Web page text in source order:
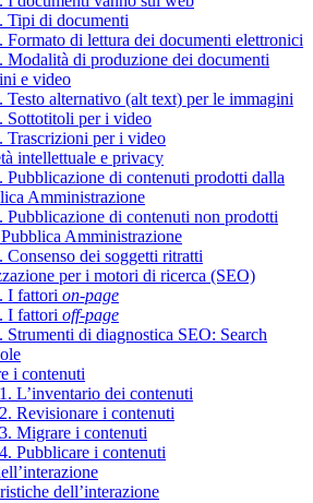
Tipi di documenti
Formato di lettura dei documenti elettronici
Modalità di produzione dei documenti
e video
Testo alternativo (alt text) per le immagini
Sottotitoli per i video
Trascrizioni per i video
intellettuale e privacy
Pubblicazione di contenuti prodotti dalla
Amministrazione
Pubblicazione di contenuti non prodotti
Amministrazione
Consenso dei soggetti ritratti
per i motori di ricerca (SEO)
I fattori on-page
I fattori off-page
Strumenti di diagnostica SEO: Search
i contenuti
L’inventario dei contenuti
Revisionare i contenuti
Migrare i contenuti
Pubblicare i contenuti
dell’interazione